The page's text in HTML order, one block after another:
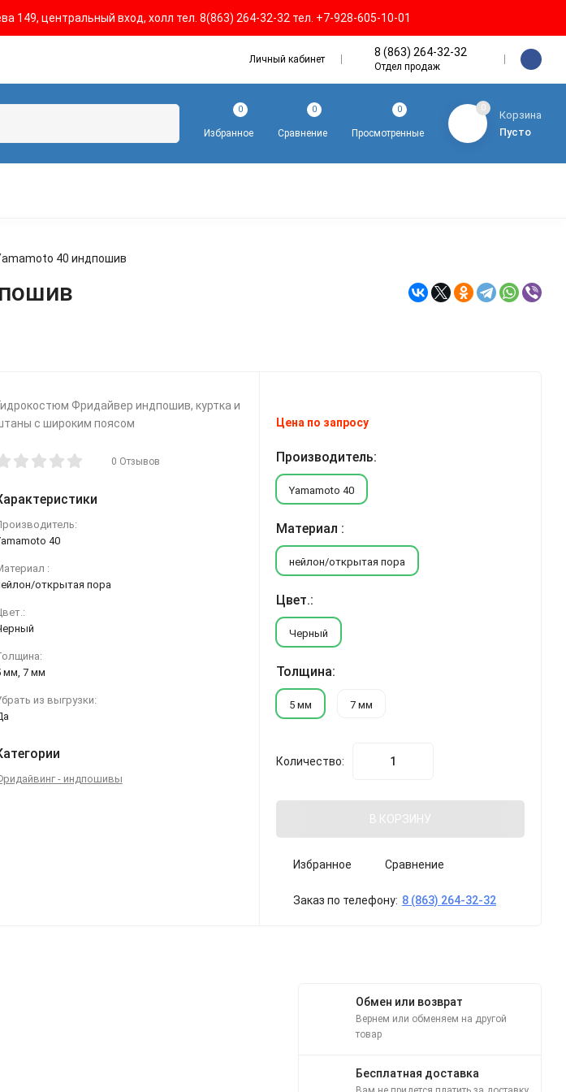
149, центральный вход, холл тел. 8(863) 264-32-32 тел. +7-928-605-10-01
Личный кабинет
8 (863) 264-32-32
Отдел продаж
Избранное
0
Сравнение
0
Просмотренные
0 0
Корзина
Пусто
40 индпошив
Фридайвер индпошив, куртка и
с широким поясом
0 Отзывов
40
:
открытая пора
мм, 7 мм
из выгрузки:
- индпошивы
Цена по запросу
Производитель:
Yamamoto 40
Материал :
нейлон/открытая пора
Цвет.:
Черный
Толщина:
5 мм 7 мм
Количество:
В КОРЗИНУ
Избранное Сравнение
Заказ по телефону: 8 (863) 264-32-32
Обмен или возврат
Вернем или обменяем на другой
товар
Бесплатная доставка